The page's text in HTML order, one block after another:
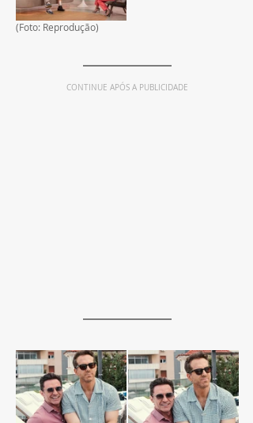
(Foto: Reprodução)
CONTINUE APÓS A PUBLICIDADE